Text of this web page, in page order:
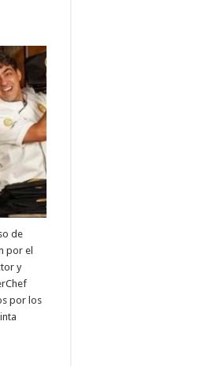
de
por el
y
por los